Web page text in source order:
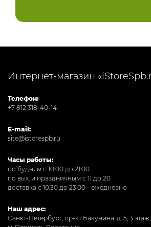
Интернет-магазин
Телефон:
+7 812 318-40-14
E-mail:
site@istorespb.ru
Часы работы:
по будням с 10:00 до 21:00
по вых. и праздничным с 11 до 20
доставка с 10.30 до 23.00 - ежедневно
Наш адрес:
Санкт-Петербург, пр-кт Бакунина, д. 5, 3